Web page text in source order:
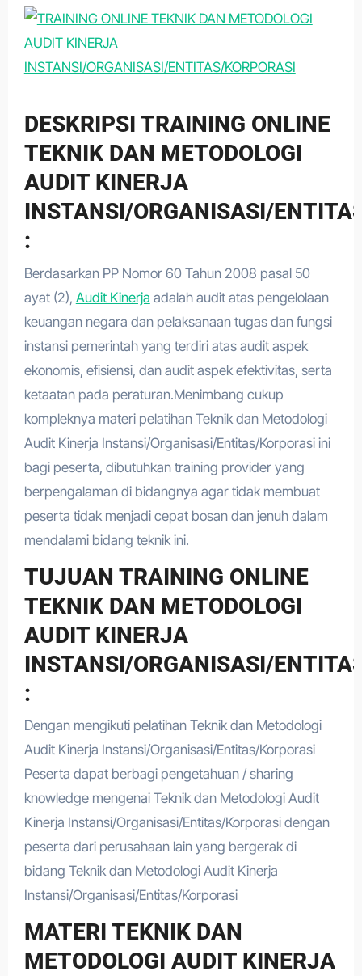
DESKRIPSI TRAINING ONLINE
TEKNIK DAN METODOLOGI
AUDIT KINERJA
INSTANSI/ORGANISASI/
:
Berdasarkan PP Nomor 60 Tahun 2008 pasal 50
ayat (2), Audit Kinerja adalah audit atas pengelolaan
keuangan negara dan pelaksanaan tugas dan fungsi
instansi pemerintah yang terdiri atas audit aspek
ekonomis, efisiensi, dan audit aspek efektivitas, serta
ketaatan pada peraturan.Menimbang cukup
kompleknya materi pelatihan Teknik dan Metodologi
Audit Kinerja Instansi/Organisasi/Entitas/Korporasi ini
bagi peserta, dibutuhkan training provider yang
berpengalaman di bidangnya agar tidak membuat
peserta tidak menjadi cepat bosan dan jenuh dalam
mendalami bidang teknik ini.
TUJUAN TRAINING ONLINE
TEKNIK DAN METODOLOGI
AUDIT KINERJA
INSTANSI/ORGANISASI/
:
Dengan mengikuti pelatihan Teknik dan Metodologi
Audit Kinerja Instansi/Organisasi/Entitas/Korporasi
Peserta dapat berbagi pengetahuan / sharing
knowledge mengenai Teknik dan Metodologi Audit
Kinerja Instansi/Organisasi/Entitas/Korporasi dengan
peserta dari perusahaan lain yang bergerak di
bidang Teknik dan Metodologi Audit Kinerja
Instansi/Organisasi/Entitas/Korporasi
MATERI TEKNIK DAN
METODOLOGI AUDIT KINERJA